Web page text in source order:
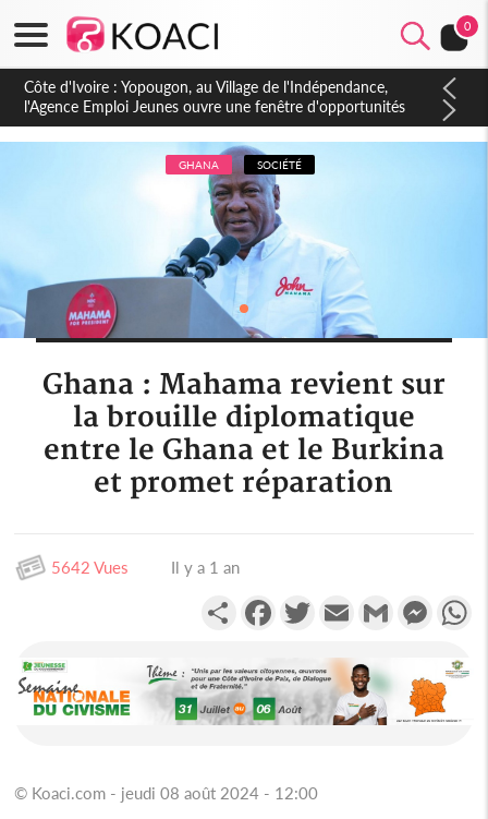
0
Côte d'Ivoire : CHU de Treichville, après la fronde, les agents
contractuels obtiennent un accord avec la direction sur les
arriérés du SMIG 2023
GHANA SOCIÉTÉ
Ghana : Mahama revient sur
la brouille diplomatique
entre le Ghana et le Burkina
et promet réparation
5642 Vues Il y a 1 an
PartagerFacebookTwitterEmail Gmail
© Koaci.com - jeudi 08 août 2024 - 12:00